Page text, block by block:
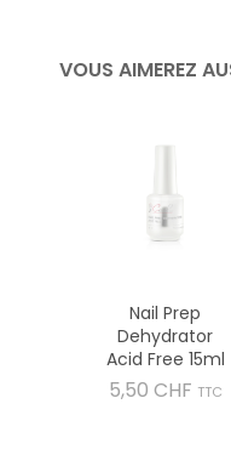
VOUS AIMEREZ
Nail Prep
Dehydrator
Acid Free 15ml
5,50 CHF Prix
TTC